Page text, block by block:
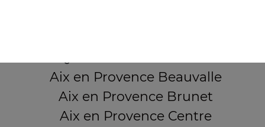
Aix en Provence Beauvalle
Aix en Provence Brunet
Aix en Provence Centre